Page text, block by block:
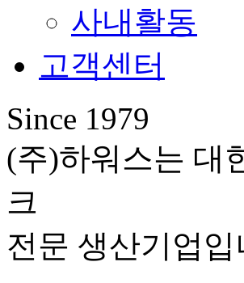
사내활동
고객센터
Since 1979
(주)하워스는 대
크
전문 생산기업입